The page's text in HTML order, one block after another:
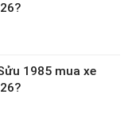
1985 mua xe